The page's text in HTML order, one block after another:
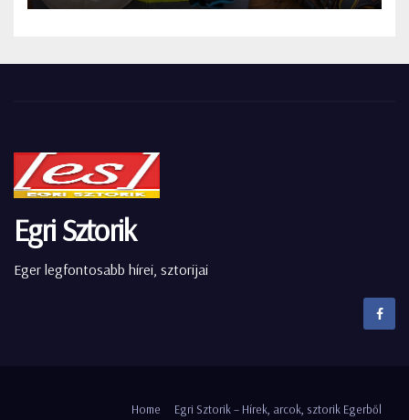
Egri Sztorik
Eger legfontosabb hírei, sztorijai
Home Egri Sztorik – Hírek, arcok, sztorik Egerből